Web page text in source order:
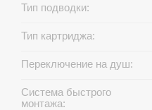
Тип подводки:
Тип картриджа:
Переключение на душ:
Система быстрого
монтажа: